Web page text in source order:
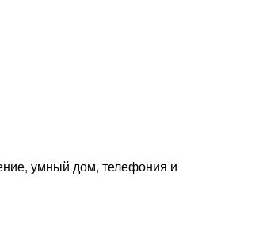
умный дом, телефония и